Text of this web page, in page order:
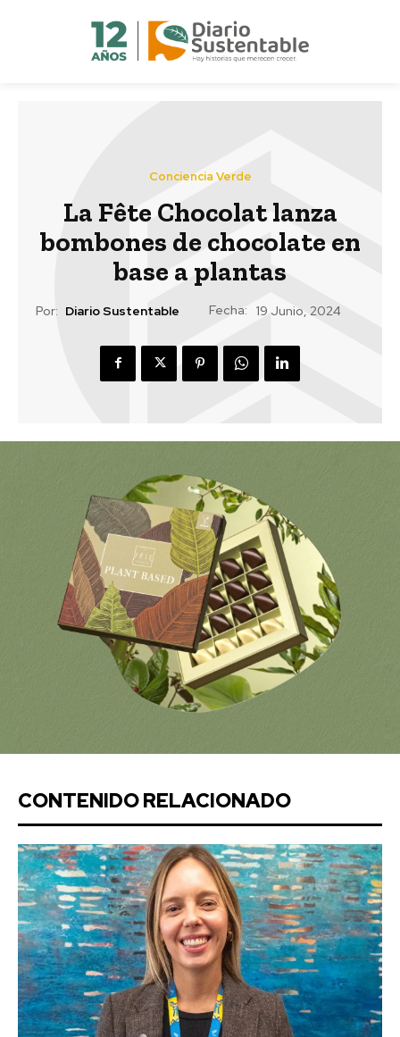
Conciencia Verde
La Fête Chocolat lanza
bombones de chocolate en
base a plantas
Por: Diario Sustentable Fecha: 19 Junio, 2024
CONTENIDO RELACIONADO